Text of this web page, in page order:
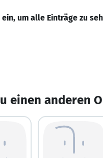
ein, um alle Einträge zu
einen anderen